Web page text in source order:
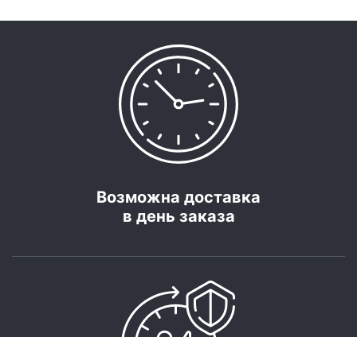
Возможна доставка
в день заказа